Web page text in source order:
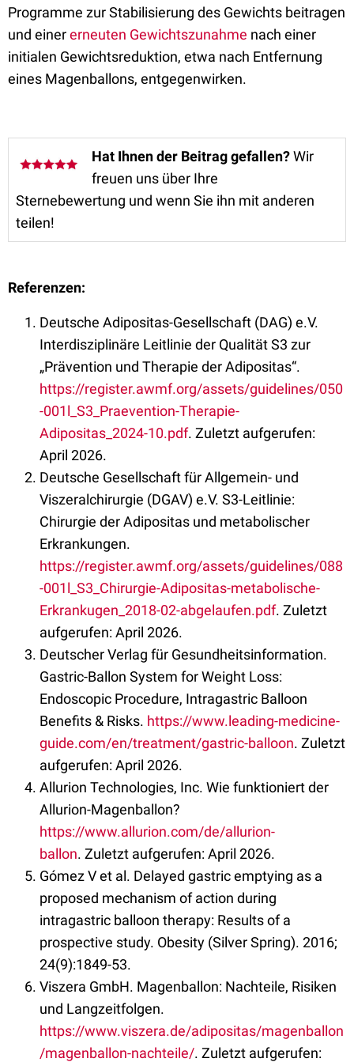
Programme zur Stabilisierung des Gewichts beitragen
und einererneuten Gewichtszunahme nach einer
initialen Gewichtsreduktion, etwa nach Entfernung
eines Magenballons, entgegenwirken.
Hat Ihnen der Beitrag gefallen?Wir
freuen uns über Ihre
Sternebewertung und wenn Sie ihn mit anderen
teilen!
Referenzen:
Deutsche Adipositas-Gesellschaft (DAG) e.V.
Interdisziplinäre Leitlinie der Qualität S3 zur
„Prävention und Therapie der Adipositas“.
https://register.awmf.org/assets/guidelines/050
-001l_S3_Praevention-Therapie-
Adipositas_2024-10.pdf. Zuletzt aufgerufen:
April 2026.
Deutsche Gesellschaft für Allgemein- und
Viszeralchirurgie (DGAV) e.V. S3-Leitlinie:
Chirurgie der Adipositas und metabolischer
Erkrankungen.
https://register.awmf.org/assets/guidelines/088
-001l_S3_Chirurgie-Adipositas-metabolische-
Erkrankugen_2018-02-abgelaufen.pdf. Zuletzt
aufgerufen: April 2026.
Deutscher Verlag für Gesundheitsinformation.
Gastric-Ballon System for Weight Loss:
Endoscopic Procedure, Intragastric Balloon
Benefits & Risks. https://www.leading-medicine-
guide.com/en/treatment/gastric-balloon. Zuletzt
aufgerufen: April 2026.
Allurion Technologies, Inc. Wie funktioniert der
Allurion-Magenballon?
https://www.allurion.com/de/allurion-
ballon. Zuletzt aufgerufen: April 2026.
Gómez V et al. Delayed gastric emptying as a
proposed mechanism of action during
intragastric balloon therapy: Results of a
prospective study. Obesity (Silver Spring). 2016;
24(9):1849-53.
Viszera GmbH. Magenballon: Nachteile, Risiken
und Langzeitfolgen.
https://www.viszera.de/adipositas/magenballon
/magenballon-nachteile/. Zuletzt aufgerufen: